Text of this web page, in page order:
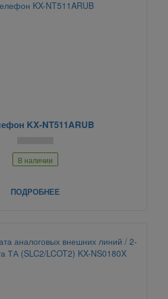
KX-NT511ARUB
В наличии
ПОДРОБНЕЕ